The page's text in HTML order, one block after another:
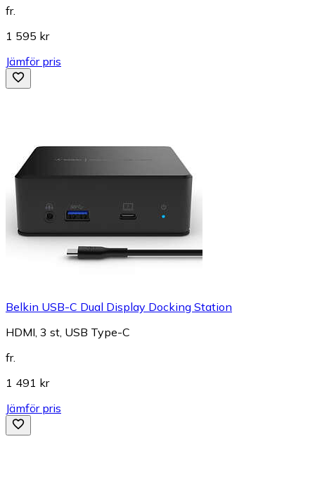
fr.
1 595 kr
Jämför pris
Belkin USB-C Dual Display Docking Station
HDMI, 3 st, USB Type-C
fr.
1 491 kr
Jämför pris